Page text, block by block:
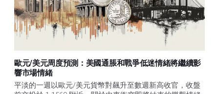
歐元/美元周度預測：美國通脹和戰爭低迷情緒將繼續影
響市場情緒
平淡的一週以歐元/美元貨幣對飆升至數週新高收官，收盤